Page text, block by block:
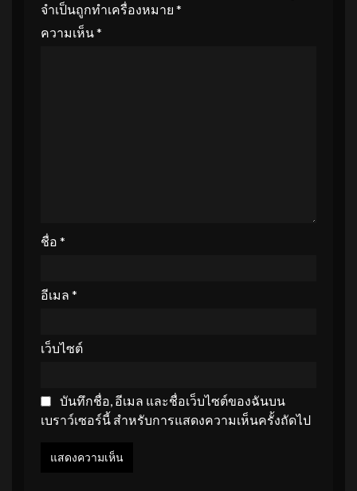
จำเป็นถูกทำเครื่องหมาย *
ความเห็น*
ชื่อ *
อีเมล *
เว็บไซต์
บันทึกชื่อ, อีเมล และชื่อเว็บไซต์ของฉันบน
เบราว์เซอร์นี้ สำหรับการแสดงความเห็นครั้งถัดไป